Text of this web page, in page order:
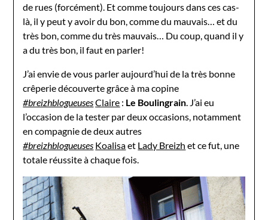
de rues (forcément). Et comme toujours dans ces cas-
là, il y peut y avoir du bon, comme du mauvais… et du
très bon, comme du très mauvais… Du coup, quand il y
a du très bon, il faut en parler!
J’ai envie de vous parler aujourd’hui de la très bonne
crêperie découverte grâce à ma copine
#breizhblogueusesClaire : Le Boulingrain. J’ai eu
l’occasion de la tester par deux occasions, notamment
en compagnie de deux autres
#breizhblogueuses Koalisaet Lady Breizh et ce fut, une
totale réussite à chaque fois.